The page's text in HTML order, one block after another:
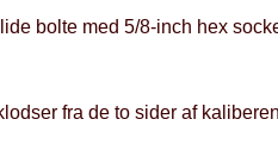
bolte med 5/8-inch hex
fra de to sider af